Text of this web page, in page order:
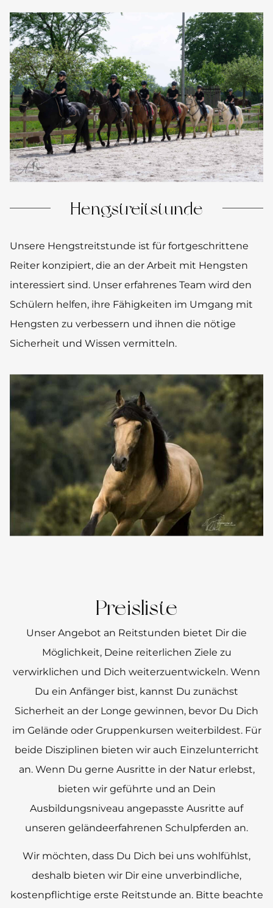
Hengstreitstunde
Unsere Hengstreitstunde ist für fortgeschrittene
Reiter konzipiert, die an der Arbeit mit Hengsten
interessiert sind. Unser erfahrenes Team wird den
Schülern helfen, ihre Fähigkeiten im Umgang mit
Hengsten zu verbessern und ihnen die nötige
Sicherheit und Wissen vermitteln.
Preisliste
Unser Angebot an Reitstunden bietet Dir die
Möglichkeit, Deine reiterlichen Ziele zu
verwirklichen und Dich weiterzuentwickeln. Wenn
Du ein Anfänger bist, kannst Du zunächst
Sicherheit an der Longe gewinnen, bevor Du Dich
im Gelände oder Gruppenkursen weiterbildest. Für
beide Disziplinen bieten wir auch Einzelunterricht
an. Wenn Du gerne Ausritte in der Natur erlebst,
bieten wir geführte und an Dein
Ausbildungsniveau angepasste Ausritte auf
unseren geländeerfahrenen Schulpferden an.
Wir möchten, dass Du Dich bei uns wohlfühlst,
deshalb bieten wir Dir eine unverbindliche,
kostenpflichtige erste Reitstunde an. Bitte beachte